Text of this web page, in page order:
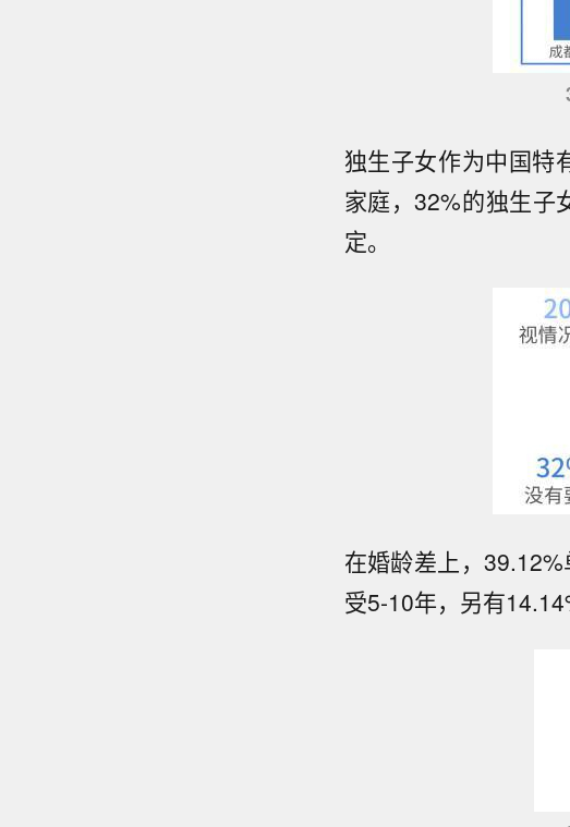
独生子女作为中国特
家庭，32%的独生子
定。
在婚龄差上，
受5-10年，另有